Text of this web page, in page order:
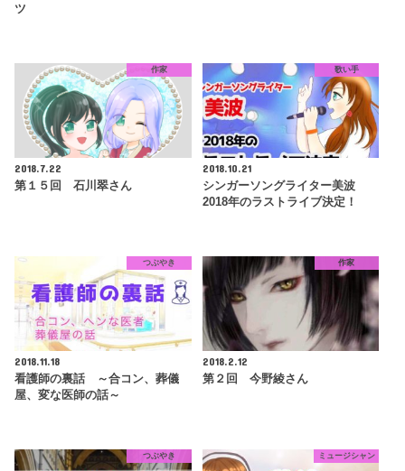
ツ
作家
2018.7.22
第１５回 石川翠さん
歌い手
2018.10.21
シンガーソングライター美波
2018年のラストライブ決定！
つぶやき
2018.11.18
看護師の裏話 ～合コン、葬儀
屋、変な医師の話～
作家
2018.2.12
第２回 今野綾さん
つぶやき ミュージシャン